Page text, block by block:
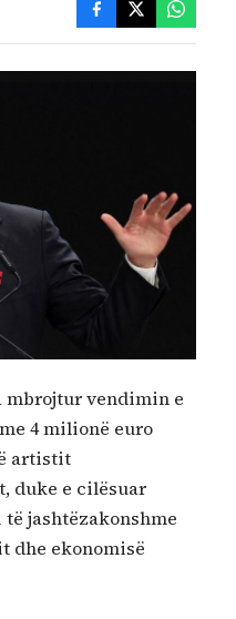
mbrojtur vendimin e
4 milionë euro
artistit
duke e cilësuar
jashtëzakonshme
dhe ekonomisë